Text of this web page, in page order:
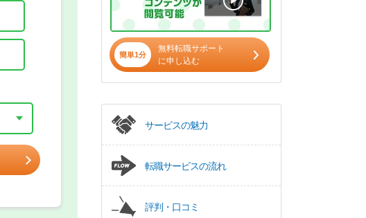
正社員
パート(週4日～5日)
簡単1分
無料転職サポート
に申し込む
サービスの魅力
転職サービスの流れ
評判・口コミ